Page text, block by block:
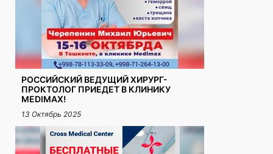
РОССИЙСКИЙ ВЕДУЩИЙ ХИРУРГ-
ПРОКТОЛОГ ПРИЕДЕТ В КЛИНИКУ
MEDIMAX!
13 Октябрь 2025